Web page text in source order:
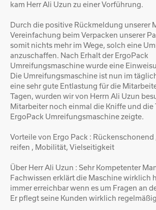
kam Herr Ali Uzun zu einer Vorführung.
Durch die positive Rückmeldung unserer
Vereinfachung beim Verpacken unserer
somit nichts mehr im Wege, solch eine
anzuschaffen. Nach Erhalt der ErgoPack
Umreifungsmaschine wurde eine
Die Umreifungsmaschine ist nun im
eine sehr gute Entlastung für die
Tagen, wurden wir von Herrn Ali Uzun
Mitarbeiter noch einmal die Kniffe und die
ErgoPack Umreifungsmaschine zeigte.
Vorteile von Ergo Pack : Rückenschonend
reifen , Mobilität, Vielseitigkeit
Über Herr Ali Uzun : Sehr Kompetenter
Fachwissen erklärt die Maschine wirklich
immer erreichbar wenn es um Fragen an
Er pflegt seine Kunden wirklich